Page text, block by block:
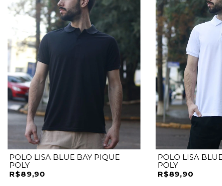
POLO LISA BLUE BAY PIQUE
POLY
R$89,90
POLO LISA
POLY
R$89,90